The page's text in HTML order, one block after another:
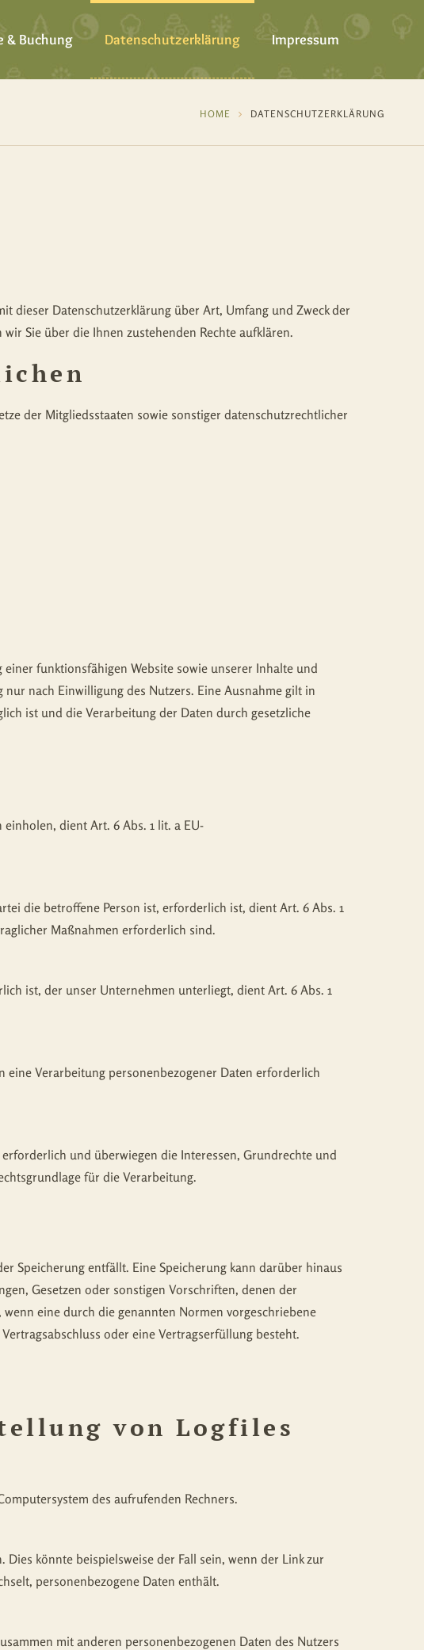
& Buchung Datenschutzerklärung Impressum
HOME DATENSCHUTZERKLÄRUNG
dieser Datenschutzerklärung über Art, Umfang und Zweck der
Sie über die Ihnen zustehenden Rechte aufklären.
der Mitgliedsstaaten sowie sonstiger datenschutzrechtlicher
funktionsfähigen Website sowie unserer Inhalte und
nach Einwilligung des Nutzers. Eine Ausnahme gilt in
ist und die Verarbeitung der Daten durch gesetzliche
dient Art. 6 Abs. 1 lit. a EU-
die betroffene Person ist, erforderlich ist, dient Art. 6 Abs. 1
Maßnahmen erforderlich sind.
ist, der unser Unternehmen unterliegt, dient Art. 6 Abs. 1
eine Verarbeitung personenbezogener Daten erforderlich
und überwiegen die Interessen, Grundrechte und
für die Verarbeitung.
Speicherung entfällt. Eine Speicherung kann darüber hinaus
Gesetzen oder sonstigen Vorschriften, denen der
eine durch die genannten Normen vorgeschriebene
oder eine Vertragserfüllung besteht.
von Logfiles
des aufrufenden Rechners.
könnte beispielsweise der Fall sein, wenn der Link zur
personenbezogene Daten enthält.
mit anderen personenbezogenen Daten des Nutzers